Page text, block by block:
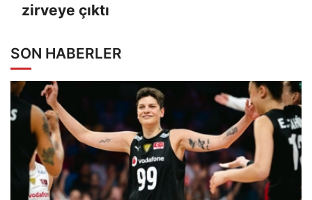
zirveye çıktı
SON HABERLER